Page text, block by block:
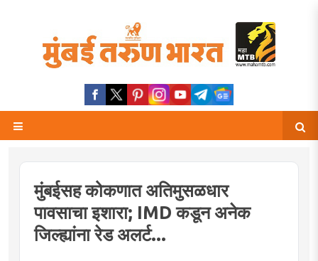
मुंबईसह कोकणात अतिमुसळधार
पावसाचा इशारा; IMD कडून अनेक
जिल्ह्यांना रेड अलर्ट...